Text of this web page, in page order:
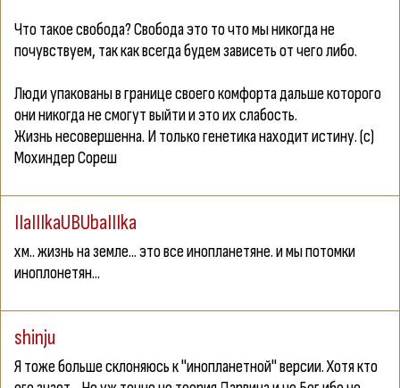
Что такое свобода? Свобода это то что мы никогда не
почувствуем, так как всегда будем зависеть от чего либо.
Люди упакованы в границе своего комфорта дальше которого
они никогда не смогут выйти и это их слабость.
Жизнь несовершенна. И только генетика находит истину. (с)
Мохиндер Сореш
IIaIIIkaUBUbaIIIka
хм.. жизнь на земле... это все инопланетяне. и мы потомки
иноплонетян...
shinju
Я тоже больше склоняюсь к "инопланетной" версии. Хотя кто